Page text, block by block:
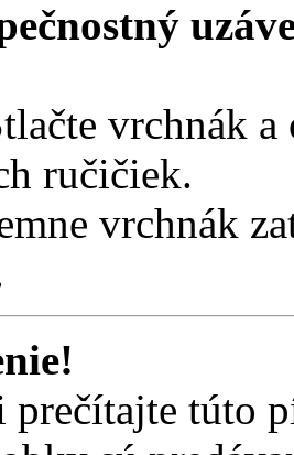
vrchnák a
ručičiek.
vrchnák
prečítajte túto